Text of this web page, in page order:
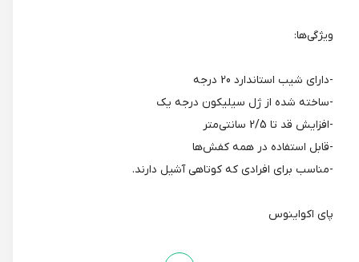
ویژگی‌ها:
-دارای شیب استاندارد 20 درجه
-ساخته شده از ژل سیلیکون درجه یک
-افزایش قد تا 2/5 سانتی‌متر
-قابل استفاده در همه کفش‌ها
-مناسب برای افرادی که کوتاهی آشیل دارند.
پای اکواینوس